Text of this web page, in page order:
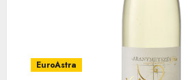
EuroAstra